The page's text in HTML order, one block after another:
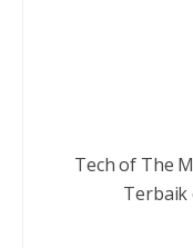
Tech of The
Terbaik